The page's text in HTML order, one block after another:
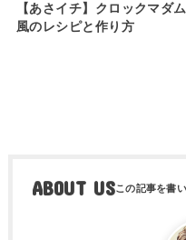
【あさイチ】クロックマダム
風のレシピと作り方
ABOUT US